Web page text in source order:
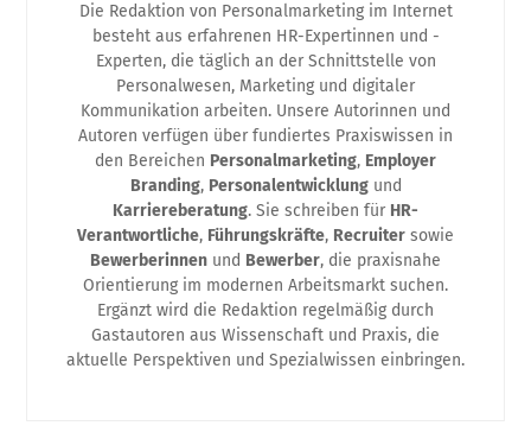
Die Redaktion von Personalmarketing im Internet
besteht aus erfahrenen HR-Expertinnen und -
Experten, die täglich an der Schnittstelle von
Personalwesen, Marketing und digitaler
Kommunikation arbeiten. Unsere Autorinnen und
Autoren verfügen über fundiertes Praxiswissen in
den Bereichen Personalmarketing, Employer
Branding, Personalentwicklungund
Karriereberatung. Sie schreiben für HR-
Verantwortliche, Führungskräfte, Recruiter sowie
Bewerberinnen und Bewerber, die praxisnahe
Orientierung im modernen Arbeitsmarkt suchen.
Ergänzt wird die Redaktion regelmäßig durch
Gastautoren aus Wissenschaft und Praxis, die
aktuelle Perspektiven und Spezialwissen einbringen.